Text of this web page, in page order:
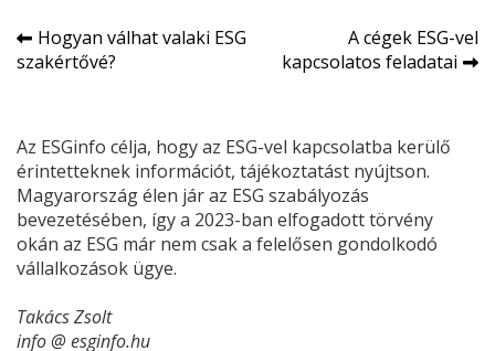
Bejegyzés
navigáció
Hogyan válhat valaki ESG
szakértővé?
A cégek ESG-vel
kapcsolatos feladatai
Az ESGinfo célja, hogy az ESG-vel kapcsolatba kerülő
érintetteknek információt, tájékoztatást nyújtson.
Magyarország élen jár az ESG szabályozás
bevezetésében, így a 2023-ban elfogadott törvény
okán az ESG már nem csak a felelősen gondolkodó
vállalkozások ügye.
Takács Zsolt
info @ esginfo.hu